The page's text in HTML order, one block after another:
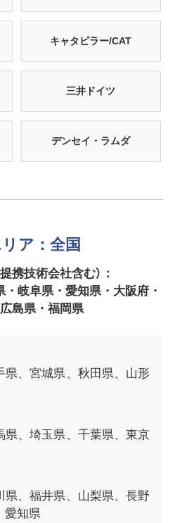
キャタピラー/CAT
三井ドイツ
デンセイ・ラムダ
ア：全国
携技術会社含む）：
岐阜県・愛知県・大阪府・
島県・福岡県
県、宮城県、秋田県、山形
県、埼玉県、千葉県、東京
県、福井県、山梨県、長野
愛知県